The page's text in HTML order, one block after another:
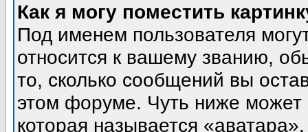
Как я могу поместить
Под именем пользователя
относится к вашему званию,
то, сколько сообщений вы
этом форуме. Чуть ниже может
которая называется